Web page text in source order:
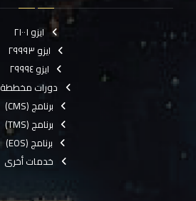
ايزو ٢١٠٠١
ايزو ٢٩٩٩٣
ايزو ٢٩٩٩٤
دورات مخططة
برنامج (CMS)
برنامج (TMS)
برنامج (EOS)
خدمات أخرى